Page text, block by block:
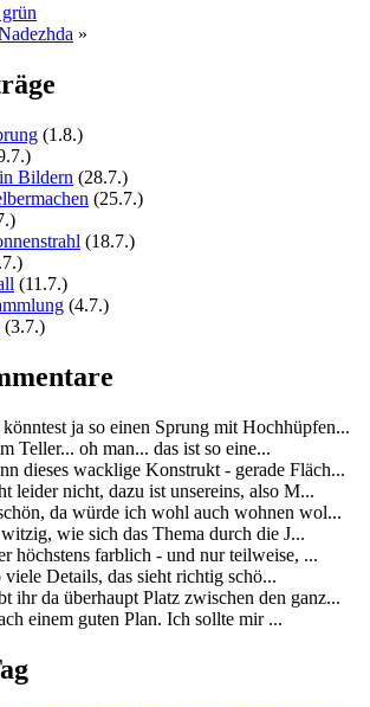
»
(1.8.)
Bildern (28.7.)
(25.7.)
(18.7.)
(11.7.)
(4.7.)
(3.7.)
ja so einen Sprung mit Hochhüpfen...
Teller... oh man... das ist so eine...
dieses wacklige Konstrukt - gerade Fläch...
leider nicht, dazu ist unsereins, also M...
da würde ich wohl auch wohnen wol...
wie sich das Thema durch die J...
höchstens farblich - und nur teilweise, ...
viele Details, das sieht richtig schö...
ihr da überhaupt Platz zwischen den ganz...
einem guten Plan. Ich sollte mir ...